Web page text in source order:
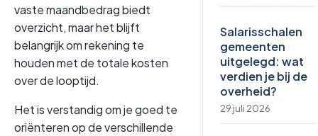
vaste maandbedrag biedt
overzicht, maar het blijft
belangrijk om rekening te
houden met de totale kosten
over de looptijd.
Het is verstandig om je goed te
oriënteren op de verschillende
Salarisschalen
gemeenten
uitgelegd: wat
verdien je bij de
overheid?
29 juli 2026